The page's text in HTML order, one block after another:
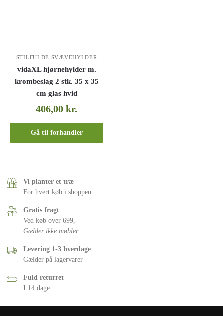
STILFULDE SVÆVEHYLDER
vidaXL hjørnehylder m.
krombeslag 2 stk. 35 x 35
cm glas hvid
406,00kr.
Gå til forhandler
Vi planter et træ
For hvert køb i shoppen
Gratis fragt
Ved køb over 699,-
Gælder ikke møbler
Levering 1-3 hverdage
Gælder på lagervarer
Fuld returret
I 14 dage